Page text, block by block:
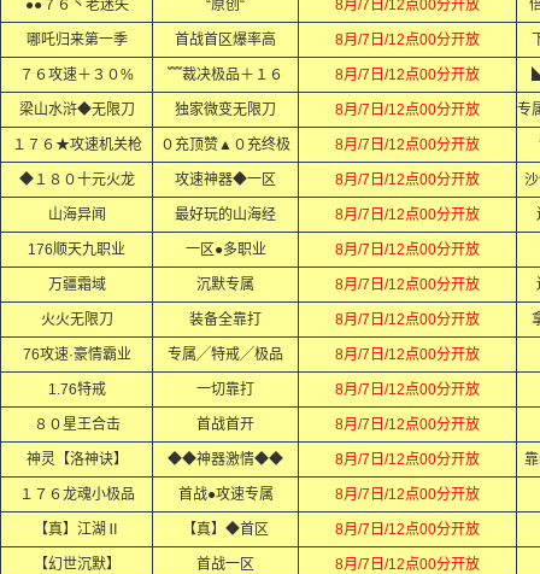
●●７６丶老迷失 “原创“ 8月/7日/12点00分开放
哪吒归来第一季 首战首区爆率高 8月/7日/12点00分开放
７６攻速＋３０% ﹌裁决极品＋１６ 8月/7日/12点00分开放
梁山水浒◆无限刀 独家微变无限刀 8月/7日/12点00分开放
１７６★攻速机关枪 ０充顶赞▲０充终极 8月/7日/12点00分开放
◆１８０十元火龙 攻速神器◆一区 8月/7日/12点00分开放
山海异闻 最好玩的山海经 8月/7日/12点00分开放
176顺天九职业 一区●多职业 8月/7日/12点00分开放
万疆霜域 沉默专属 8月/7日/12点00分开放
火火无限刀 装备全靠打 8月/7日/12点00分开放
76攻速·豪情霸业 专属╱特戒╱极品 8月/7日/12点00分开放
1.76特戒 一切靠打 8月/7日/12点00分开放
８０星王合击 首战首开 8月/7日/12点00分开放
神灵【洛神诀】 ◆◆神器激情◆◆ 8月/7日/12点00分开放
１７６龙魂小极品 首战●攻速专属 8月/7日/12点00分开放
【真】江湖Ⅱ 【真】◆首区 8月/7日/12点00分开放
【幻世沉默】 首战一区 8月/7日/12点00分开放